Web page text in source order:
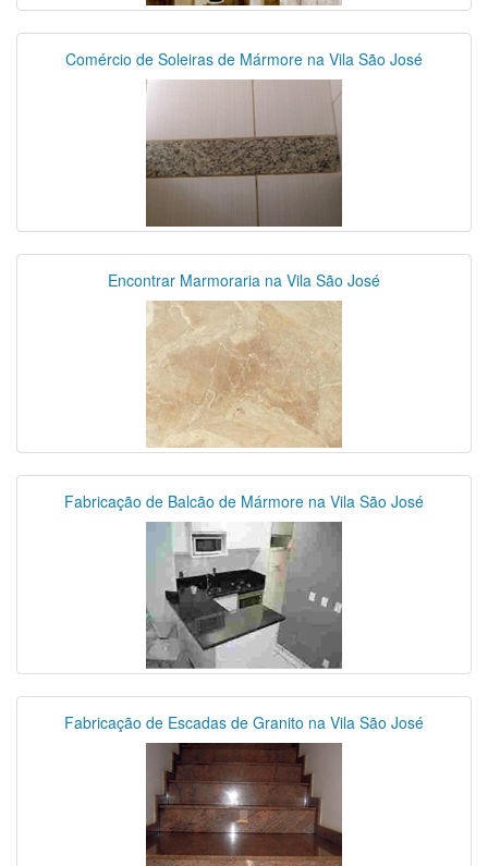
Comércio de Soleiras de Mármore na Vila São José
Encontrar Marmoraria na Vila São José
Fabricação de Balcão de Mármore na Vila São José
Fabricação de Escadas de Granito na Vila São José